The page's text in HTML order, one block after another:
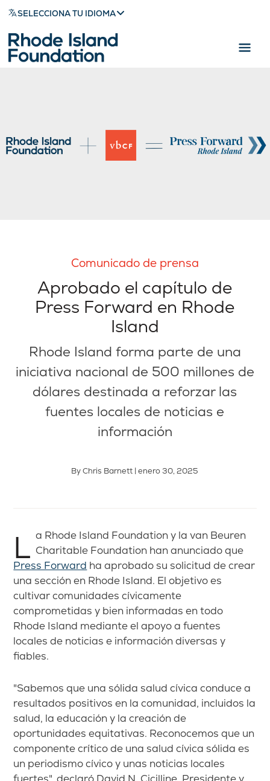
SELECCIONA TU IDIOMA
Comunicado de prensa
Aprobado el capítulo de
Press Forward en Rhode
Island
Rhode Island forma parte de una
iniciativa nacional de 500 millones de
dólares destinada a reforzar las
fuentes locales de noticias e
información
By Chris Barnett | enero 30, 2025
La Rhode Island Foundation y la van Beuren Charitable Foundation han anunciado que
Press Forward ha aprobado su solicitud de crear
una sección en Rhode Island. El objetivo es
cultivar comunidades cívicamente
comprometidas y bien informadas en todo
Rhode Island mediante el apoyo a fuentes
locales de noticias e información diversas y
fiables.
"Sabemos que una sólida salud cívica conduce a
resultados positivos en la comunidad, incluidos la
salud, la educación y la creación de
oportunidades equitativas. Reconocemos que un
componente crítico de una salud cívica sólida es
un periodismo cívico y unas noticias locales